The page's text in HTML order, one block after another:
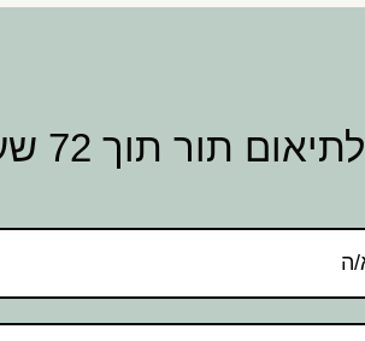
לתיאום תור תוך 72 שעות השאירו פרטים ונחזור אליכם בהקדם